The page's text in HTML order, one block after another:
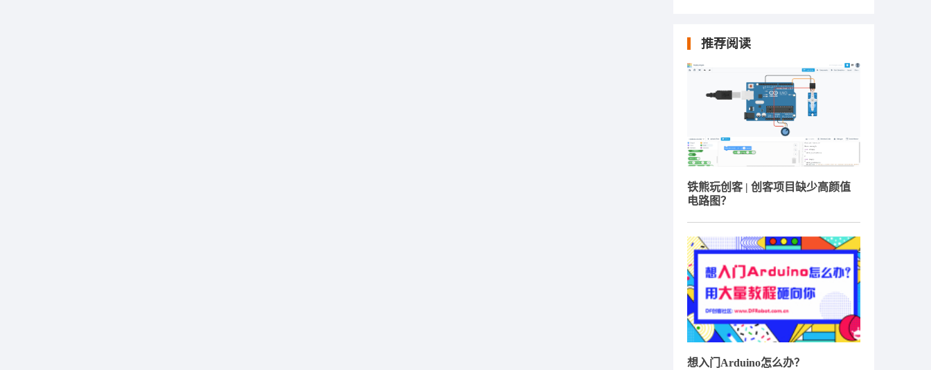
推荐阅读
铁熊玩创客 | 创客项目缺少高颜值
电路图？
想入门Arduino怎么办？